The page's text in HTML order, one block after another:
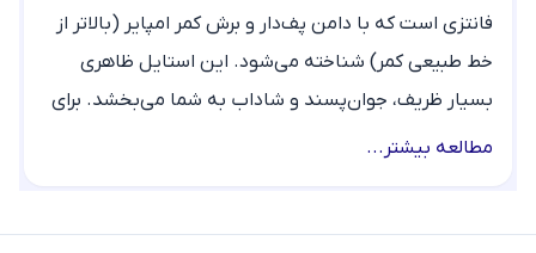
فانتزی است که با دامن پف‌دار و برش کمر امپایر (بالاتر از
خط طبیعی کمر) شناخته می‌شود. این استایل ظاهری
بسیار ظریف، جوان‌پسند و شاداب به شما می‌بخشد. برای
خرید پیراهن عروسکی زنانه، ما در سایت پارسیس مد
مطالعه بیشتر...